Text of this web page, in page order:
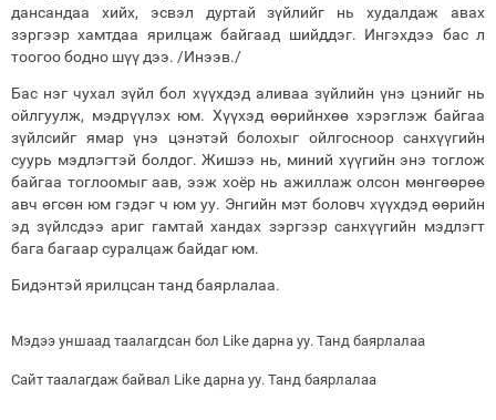
дансандаа хийх, эсвэл дуртай зүйлийг нь худалдаж авах
зэргээр хамтдаа ярилцаж байгаад шийддэг. Ингэхдээ бас л
тоогоо бодно шүү дээ. /Инээв./
Бас нэг чухал зүйл бол хүүхдэд аливаа зүйлийн үнэ цэнийг нь
ойлгуулж, мэдрүүлэх юм. Хүүхэд өөрийнхөө хэрэглэж байгаа
зүйлсийг ямар үнэ цэнэтэй болохыг ойлгосноор санхүүгийн
суурь мэдлэгтэй болдог. Жишээ нь, миний хүүгийн энэ тоглож
байгаа тоглоомыг аав, ээж хоёр нь ажиллаж олсон мөнгөөрөө
авч өгсөн юм гэдэг ч юм уу. Энгийн мэт боловч хүүхдэд өөрийн
эд зүйлсдээ ариг гамтай хандах зэргээр санхүүгийн мэдлэгт
бага багаар суралцаж байдаг юм.
Бидэнтэй ярилцсан танд баярлалаа.
Мэдээ уншаад таалагдсан бол Like дарна уу. Танд баярлалаа
Сайт таалагдаж байвал Like дарна уу. Танд баярлалаа